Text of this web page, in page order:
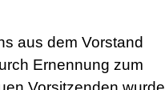
aus dem Vorstand
Ernennung zum